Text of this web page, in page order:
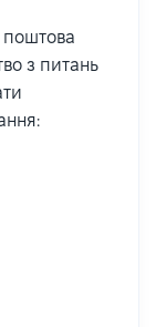
поштова
з питань